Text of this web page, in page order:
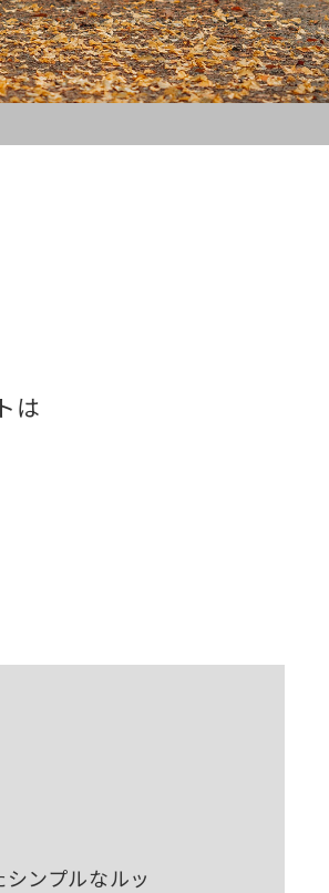
は
ンプルなルッ